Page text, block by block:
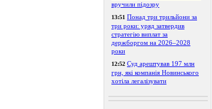
вручили підозру
13:51 Понад три трильйони за
три роки: уряд затвердив
стратегію виплат за
держборгом на 2026–2028
роки
12:52 Суд арештував 197 млн
грн, які компанія Новинського
хотіла легалізувати